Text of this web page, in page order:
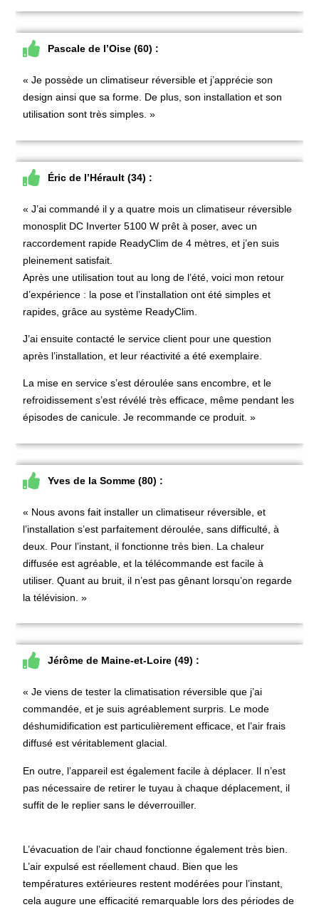
Pascale de l’Oise (60) :
« Je possède un climatiseur réversible et j’apprécie son
design ainsi que sa forme. De plus, son installation et son
utilisation sont très simples. »
Éric de l’Hérault (34) :
« J’ai commandé il y a quatre mois un climatiseur réversible
monosplit DC Inverter 5100 W prêt à poser, avec un
raccordement rapide ReadyClim de 4 mètres, et j’en suis
pleinement satisfait.
Après une utilisation tout au long de l’été, voici mon retour
d’expérience : la pose et l’installation ont été simples et
rapides, grâce au système ReadyClim.
J’ai ensuite contacté le service client pour une question
après l’installation, et leur réactivité a été exemplaire.
La mise en service s’est déroulée sans encombre, et le
refroidissement s’est révélé très efficace, même pendant les
épisodes de canicule. Je recommande ce produit. »
Yves de la Somme (80) :
« Nous avons fait installer un climatiseur réversible, et
l’installation s’est parfaitement déroulée, sans difficulté, à
deux. Pour l’instant, il fonctionne très bien. La chaleur
diffusée est agréable, et la télécommande est facile à
utiliser. Quant au bruit, il n’est pas gênant lorsqu’on regarde
la télévision. »
Jérôme de Maine-et-Loire (49) :
«Je viens de tester la climatisation réversible que j’ai
commandée, et je suis agréablement surpris. Le mode
déshumidification est particulièrement efficace, et l’air frais
diffusé est véritablement glacial.
En outre, l’appareil est également facile à déplacer. Il n’est
pas nécessaire de retirer le tuyau à chaque déplacement, il
suffit de le replier sans le déverrouiller.
L’évacuation de l’air chaud fonctionne également très bien.
L’air expulsé est réellement chaud. Bien que les
températures extérieures restent modérées pour l’instant,
cela augure une efficacité remarquable lors des périodes de